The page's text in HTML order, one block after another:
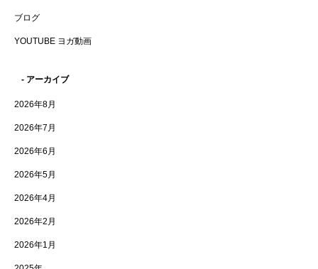
ブログ
YOUTUBE ヨガ動画
- アーカイブ
2026年8月
2026年7月
2026年6月
2026年5月
2026年4月
2026年2月
2026年1月